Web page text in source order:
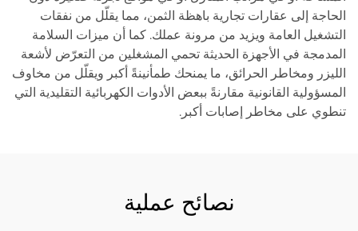
الحاجة إلى عقارات تجارية باهظة الثمن، مما يقلّل من نفقات
التشغيل العامة ويزيد من مرونة عملك. كما أن ميزات السلامة
المدمجة في الأجهزة الحديثة تحمي المشغلين من التعرّض لأشعة
الليزر ومخاطر الحرائق، ما يمنحك طمأنينةً أكبر ويقلّل من مخاوف
المسؤولية القانونية مقارنةً ببعض الأدوات الكهربائية التقليدية التي
تنطوي على مخاطر إصابات أكبر.
نصائح عملية